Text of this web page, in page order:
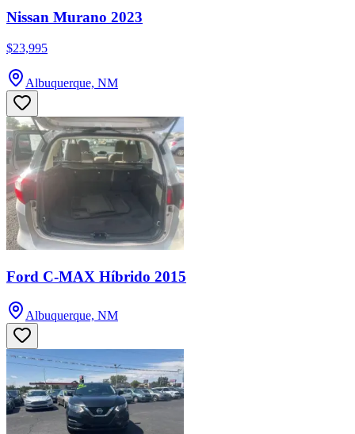
Nissan Murano 2023
$23,995
Albuquerque, NM
Ford C-MAX Híbrido 2015
Albuquerque, NM